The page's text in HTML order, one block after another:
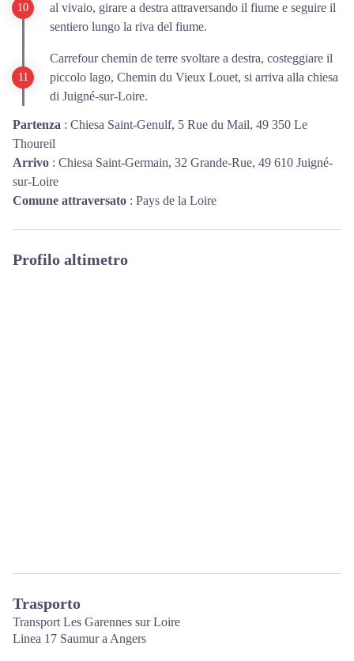
al vivaio, girare a destra attraversando il fiume e seguire il
sentiero lungo la riva del fiume.
Carrefour chemin de terre svoltare a destra, costeggiare il
piccolo lago, Chemin du Vieux Louet, si arriva alla chiesa
di Juigné-sur-Loire.
Partenza : Chiesa Saint-Genulf, 5 Rue du Mail, 49 350 Le
Thoureil
Arrivo : Chiesa Saint-Germain, 32 Grande-Rue, 49 610 Juigné-
sur-Loire
Comune attraversato : Pays de la Loire
Profilo altimetro
Trasporto
Transport Les Garennes sur Loire
Linea 17 Saumur a Angers